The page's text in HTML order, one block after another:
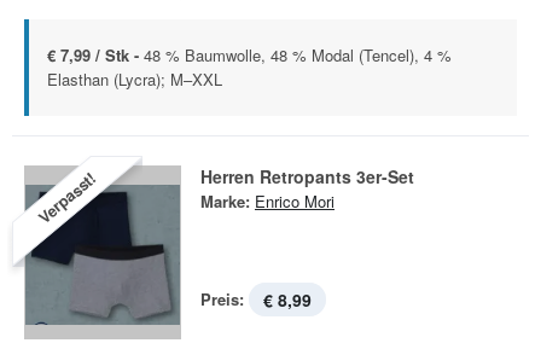
€ 7,99 / Stk - 48 % Baumwolle, 48 % Modal (Tencel), 4 %
Elasthan (Lycra); M–XXL
Verpasst! Herren Retropants 3er-Set
Marke: Enrico Mori
Preis: € 8,99